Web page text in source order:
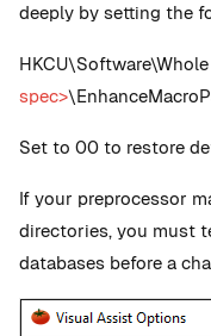
deeply by setting the
spec>
Set to 00 to restore
If your preprocessor
directories, you must
databases before a